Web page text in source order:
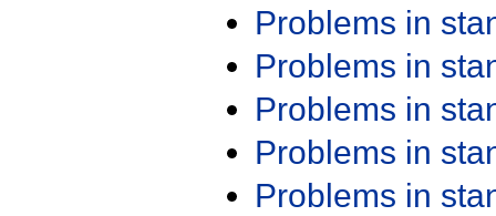
Problems in
Problems in
Problems in
Problems in
Problems in